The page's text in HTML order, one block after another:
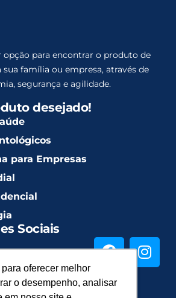
oferecer melhor
o desempenho, analisar
oferecer melhor
o desempenho, analisar
opção para encontrar o produto de
sua família ou empresa, através de
segurança e agilidade.
desejado!
para Empresas
Sociais